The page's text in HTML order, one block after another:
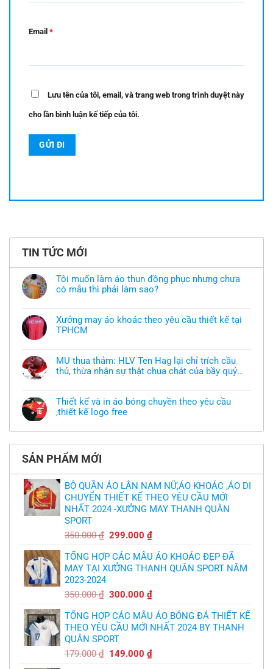
Email *
Lưu tên của tôi, email, và trang web trong trình duyệt này
cho lần bình luận kế tiếp của tôi.
TIN TỨC MỚI
Tôi muốn làm áo thun đồng phục nhưng chưa
có mẫu thì phải làm sao?
bình
luận
ở
áo
thun
đồng
chưa
có
mẫu
thì
làm
Xưởng may áo khoác theo yêu cầu thiết kế tại
TPHCM
bình
luận
ở
khoác
theo
yêu
thiết
tại
TPHCM
MU thua thảm: HLV Ten Hag lại chỉ trích cầu
thủ, thừa nhận sự thật chua chát của bầy quỷ
bình
luận
ở
thảm:
Hag
lại
trích
cầu
thủ,
thừa
nhận
sự
thật
chát
bầy
quỷ
nhỏ
Thiết kế và in áo bóng chuyền theo yêu cầu
,thiết kế logo free
có
luận
Thiết
và
in
áo
bóng
chuyền
theo
,thiết
free
SẢN PHẨM MỚI
BỘ QUẦN ÁO LÂN NAM NỮ,ÁO KHOÁC ,ÁO DI
CHUYỂN THIẾT KẾ THEO YÊU CẦU MỚI
NHẤT 2024 -XƯỞNG MAY THANH QUÂN
SPORT
350.000₫ Giá
là:
350.000 ₫.
299.000₫Giá
tại
là:
TỔNG HỢP CÁC MẪU ÁO KHOÁC ĐẸP ĐÃ
MAY TẠI XƯỞNG THANH QUÂN SPORT NĂM
2023-2024
350.000₫ Giá
là:
350.000 ₫.
300.000₫Giá
tại
là:
TỔNG HỢP CÁC MẪU ÁO BÓNG ĐÁ THIẾT KẾ
THEO YÊU CẦU MỚI NHẤT 2024 BY THANH
QUÂN SPORT
179.000₫ Giá
149.000₫Giá